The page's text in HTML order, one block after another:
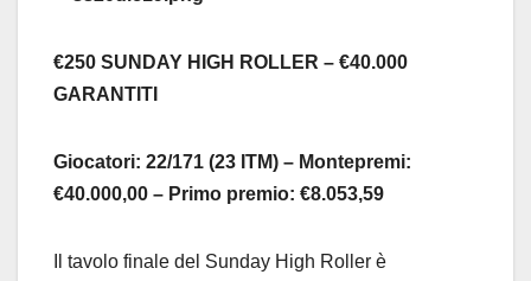
€250 SUNDAY HIGH ROLLER – €40.000
GARANTITI
Giocatori: 22/171 (23 ITM) – Montepremi:
€40.000,00 – Primo premio: €8.053,59
Il tavolo finale del Sunday High Roller è